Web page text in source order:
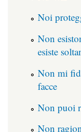
Noi
Non
esiste
Non mi
facce
Non puoi
Non